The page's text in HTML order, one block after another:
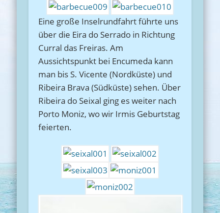
Eine große Inselrundfahrt führte uns
über die Eira do Serrado in Richtung
Curral das Freiras. Am
Aussichtspunkt bei Encumeda kann
man bis S. Vicente (Nordküste) und
Ribeira Brava (Südküste) sehen. Über
Ribeira do Seixal ging es weiter nach
Porto Moniz, wo wir Irmis Geburtstag
feierten.